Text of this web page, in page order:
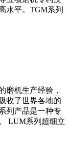
水平。TGM系列
磨机生产经验，
收了世界各地的
列产品是一种专
LUM系列超细立